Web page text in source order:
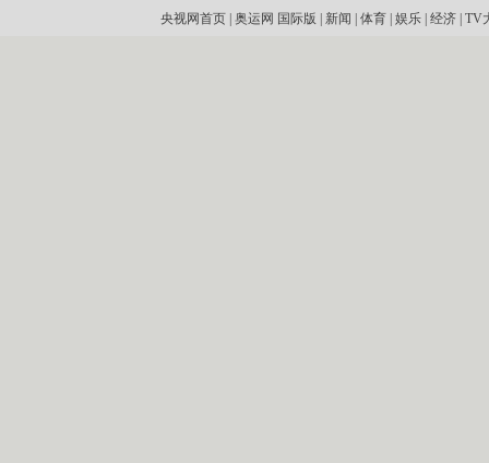
央视网首页| 奥运网 国际版 新闻 体育| 娱乐| 经济| TV